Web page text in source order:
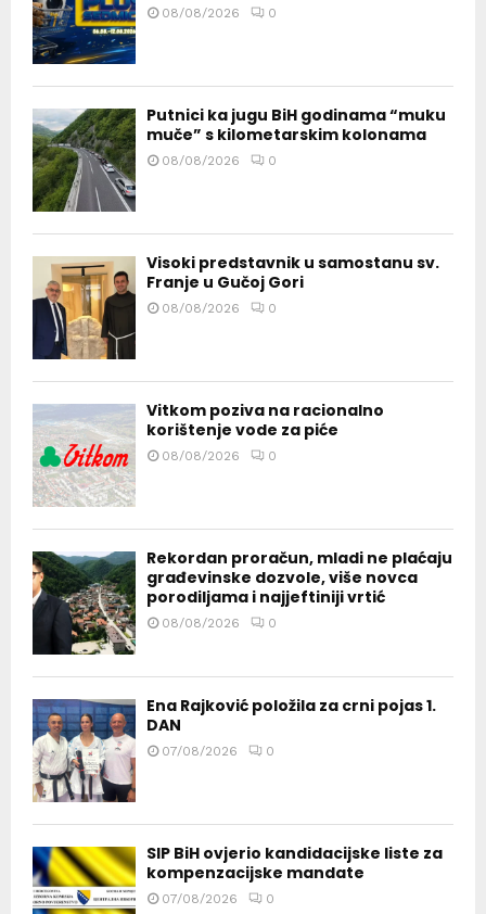
08/08/2026 0
Putnici ka jugu BiH godinama “muku
muče” s kilometarskim kolonama
08/08/2026 0
Visoki predstavnik u samostanu sv.
Franje u Gučoj Gori
08/08/2026 0
Vitkom poziva na racionalno
korištenje vode za piće
08/08/2026 0
Rekordan proračun, mladi ne plaćaju
građevinske dozvole, više novca
porodiljama i najjeftiniji vrtić
08/08/2026 0
Ena Rajković položila za crni pojas 1.
DAN
07/08/2026 0
SIP BiH ovjerio kandidacijske liste za
kompenzacijske mandate
07/08/2026 0